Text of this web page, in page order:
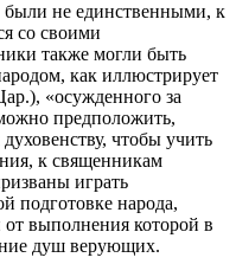
были не единственными, к
со своими
также могли быть
как иллюстрирует
«осужденного за
предположить,
чтобы учить
к священникам
играть
подготовке народа,
от выполнения которой в
душ верующих.